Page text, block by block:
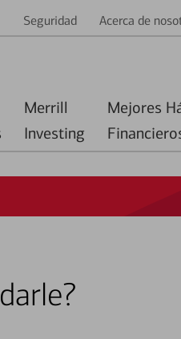
Seguridad Acerca de
Merrill
Investing
Mejores